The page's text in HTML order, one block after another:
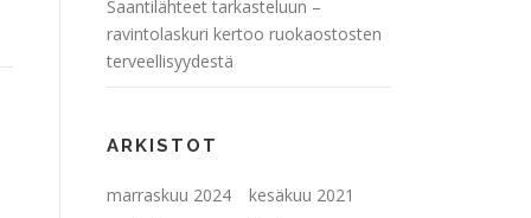
Saantilähteet tarkasteluun –
ravintolaskuri kertoo ruokaostosten
terveellisyydestä
ARKISTOT
marraskuu 2024
kesäkuu 2021